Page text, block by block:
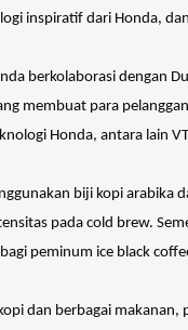
inspiratif dari Honda,
berkolaborasi dengan
membuat para
Honda, antara lain
biji kopi
pada cold brew.
peminum ice black
dan berbagai